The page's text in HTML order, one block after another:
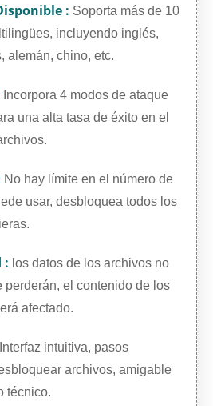
: Soporta más de 10
incluyendo inglés,
alemán, chino, etc.
Incorpora 4 modos de ataque
una alta tasa de éxito en el
No hay límite en el número de
usar, desbloquea todos los
: los datos de los archivos no
perderán, el contenido de los
afectado.
Interfaz intuitiva, pasos
archivos, amigable
técnico.